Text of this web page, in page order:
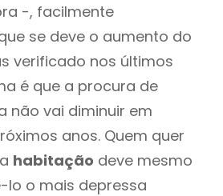
-, facilmente
se deve o aumento do
verificado nos últimos
é que a procura de
não vai diminuir em
anos. Quem quer
habitação deve mesmo
lo o mais depressa